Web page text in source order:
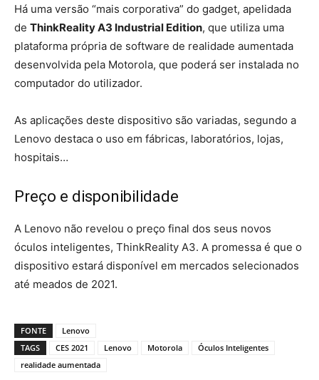
Há uma versão “mais corporativa” do gadget, apelidada
de ThinkReality A3 Industrial Edition, que utiliza uma
plataforma própria de software de realidade aumentada
desenvolvida pela Motorola, que poderá ser instalada no
computador do utilizador.
As aplicações deste dispositivo são variadas, segundo a
Lenovo destaca o uso em fábricas, laboratórios, lojas,
hospitais…
Preço e disponibilidade
A Lenovo não revelou o preço final dos seus novos
óculos inteligentes, ThinkReality A3. A promessa é que o
dispositivo estará disponível em mercados selecionados
até meados de 2021.
FONTE
Lenovo
TAGS
CES 2021 Lenovo Motorola
Óculos Inteligentes
realidade aumentada